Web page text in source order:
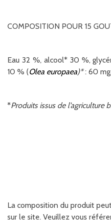
COMPOSITION POUR 15
Eau 32 %, alcool* 30 %,
10 % (Olea europaea)*: 60
*Produits issus de l’agriculture
La composition du produit
sur le site. Veuillez vous